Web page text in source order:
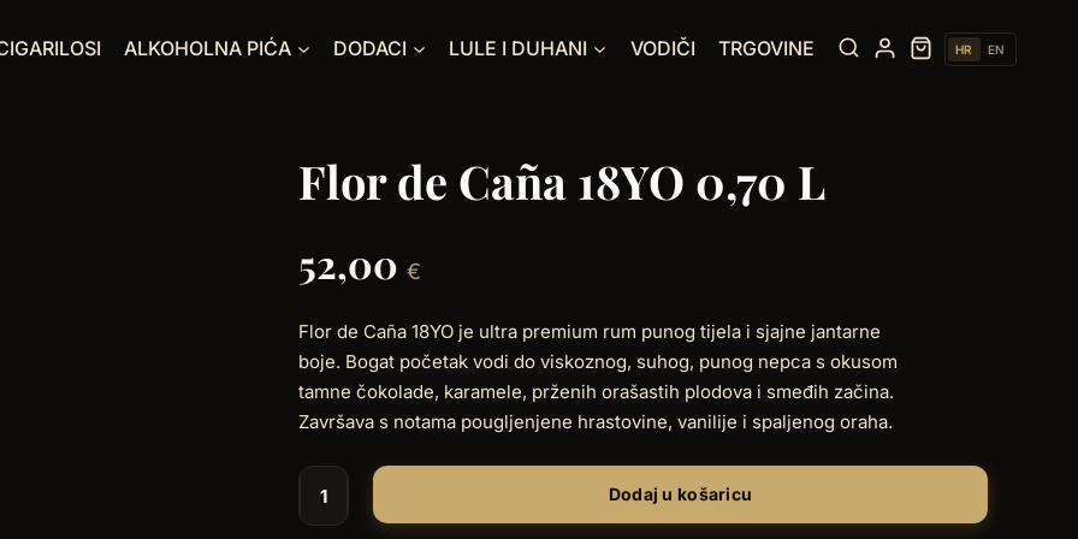
ALKOHOLNA PIĆA DODACI LULE I DUHANI VODIČI TRGOVINE HR EN
Flor de Caña 18YO 0,70 L
52,00 €
Flor de Caña 18YO je ultra premium rum punog tijela i sjajne jantarne
boje. Bogat početak vodi do viskoznog, suhog, punog nepca s okusom
tamne čokolade, karamele, prženih orašastih plodova i smeđih začina.
Završava s notama pougljenjene hrastovine, vanilije i spaljenog oraha.
Flor
Dodaj u košaricu